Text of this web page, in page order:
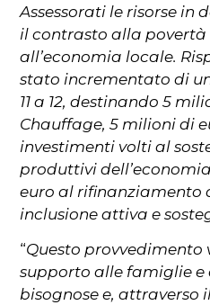
Assessorati le risorse in
il contrasto alla povertà
all’economia locale.
stato incrementato di
11 a 12, destinando 5
Chauffage, 5 milioni di
investimenti volti al
produttivi
euro al rifinanziamento
inclusione attiva e
“Questo provvedimento
supporto alle famiglie e
bisognose e, attraverso